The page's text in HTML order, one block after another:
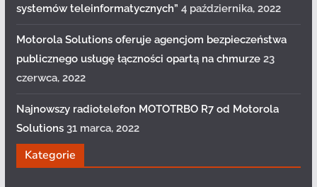
systemów teleinformatycznych” 4 października, 2022
Motorola Solutions oferuje agencjom bezpieczeństwa
publicznego usługę łączności opartą na chmurze 23
czerwca, 2022
Najnowszy radiotelefon MOTOTRBO R7 od Motorola
Solutions 31 marca, 2022
Kategorie